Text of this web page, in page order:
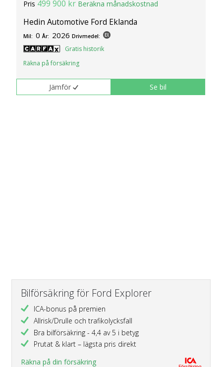
Pris 499 900 kr Beräkna månadskostnad
Hedin Automotive Ford Eklanda
Mil: 0 År: 2026 Drivmedel:
Gratis historik
Räkna på försäkring
Jämför Se bil
Bilförsäkring för Ford Explorer
ICA-bonus på premien
Allrisk/Drulle och trafikolycksfall
Bra bilförsäkring - 4,4 av 5 i betyg
Prutat & klart – lägsta pris direkt
Räkna på din försäkring